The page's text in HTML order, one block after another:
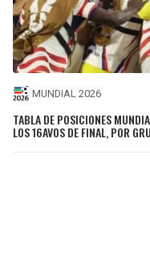
MUNDIAL 2026
TABLA DE POSICIONES
LOS 16AVOS DE FINAL, POR